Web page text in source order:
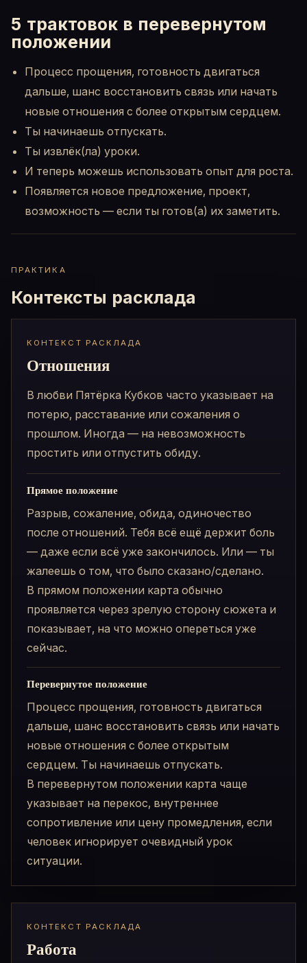
5 трактовок в перевернутом
положении
Процесс прощения, готовность двигаться
дальше, шанс восстановить связь или начать
новые отношения с более открытым сердцем.
Ты начинаешь отпускать.
Ты извлёк(ла) уроки.
И теперь можешь использовать опыт для роста.
Появляется новое предложение, проект,
возможность — если ты готов(а) их заметить.
ПРАКТИКА
Контексты расклада
КОНТЕКСТ РАСКЛАДА
Отношения
В любви Пятёрка Кубков часто указывает на
потерю, расставание или сожаления о
прошлом. Иногда — на невозможность
простить или отпустить обиду.
Прямое положение
Разрыв, сожаление, обида, одиночество
после отношений. Тебя всё ещё держит боль
— даже если всё уже закончилось. Или — ты
жалеешь о том, что было сказано/сделано.
В прямом положении карта обычно
проявляется через зрелую сторону сюжета и
показывает, на что можно опереться уже
сейчас.
Перевернутое положение
Процесс прощения, готовность двигаться
дальше, шанс восстановить связь или начать
новые отношения с более открытым
сердцем. Ты начинаешь отпускать.
В перевернутом положении карта чаще
указывает на перекос, внутреннее
сопротивление или цену промедления, если
человек игнорирует очевидный урок
ситуации.
КОНТЕКСТ РАСКЛАДА
Работа